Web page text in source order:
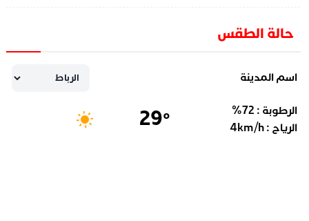
حالة الطقس
اسم المدينة
الرطوبة : 72
%
الرياح :
4km/h
29